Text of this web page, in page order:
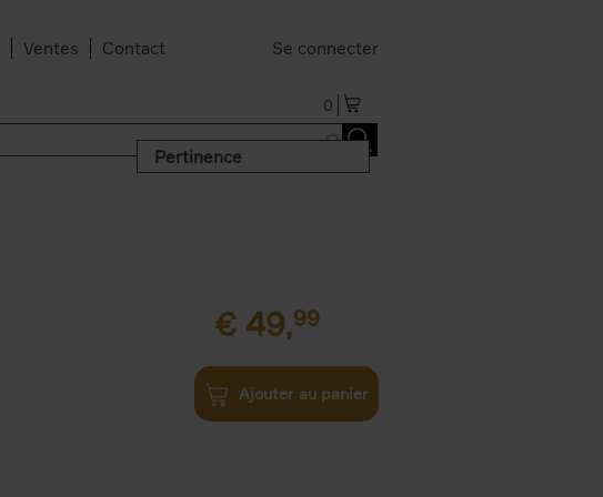
Ventes Contact Se connecter
0
Pertinence
€ 49,99
Ajouter au panier